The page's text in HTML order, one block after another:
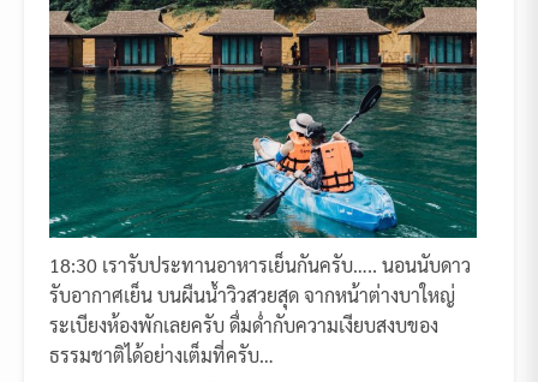
18:30 เรารับประทานอาหารเย็นกันครับ….. นอนนับดาว
รับอากาศเย็น บนผืนน้ำวิวสวยสุด จากหน้าต่างบาใหญ่
ระเบียงห้องพักเลยครับ ดื่มด่ำกับความเงียบสงบของ
ธรรมชาติได้อย่างเต็มที่ครับ…